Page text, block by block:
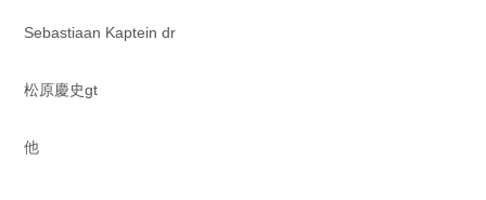
Sebastiaan Kaptein dr
松原慶史gt
他